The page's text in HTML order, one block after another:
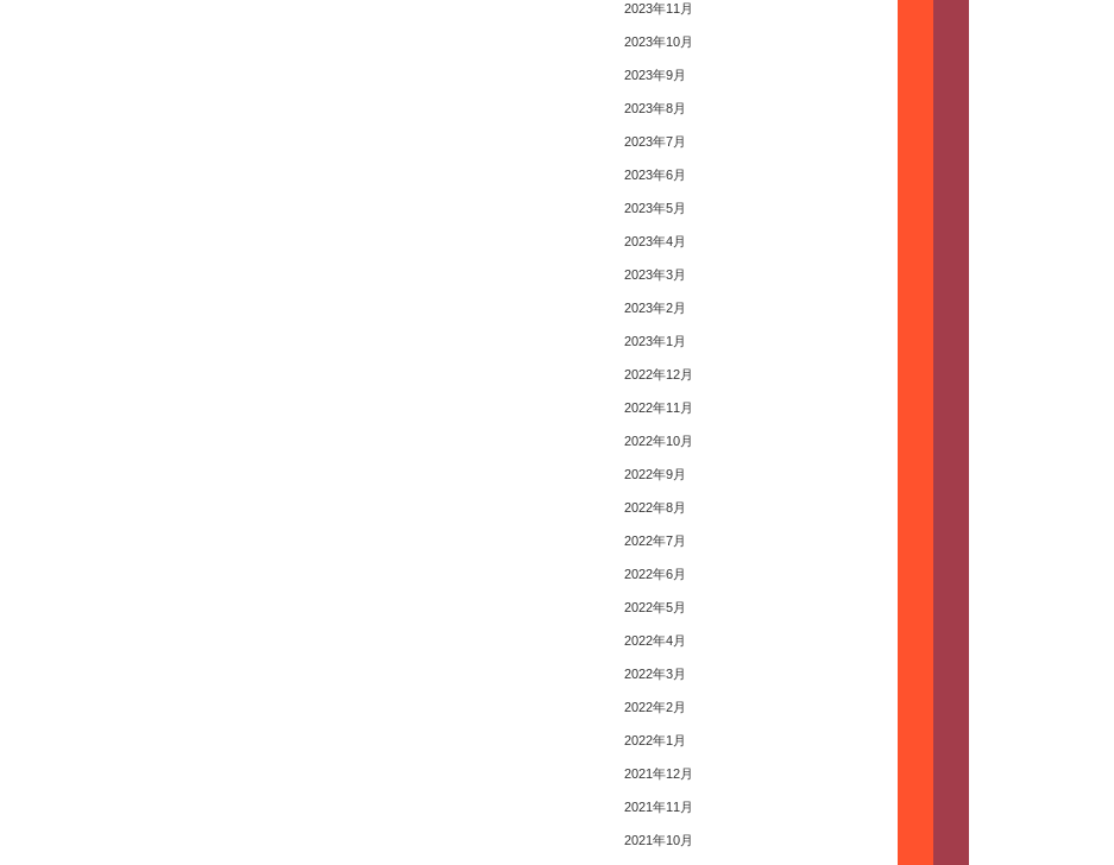
2023年11月
2023年10月
2023年9月
2023年8月
2023年7月
2023年6月
2023年5月
2023年4月
2023年3月
2023年2月
2023年1月
2022年12月
2022年11月
2022年10月
2022年9月
2022年8月
2022年7月
2022年6月
2022年5月
2022年4月
2022年3月
2022年2月
2022年1月
2021年12月
2021年11月
2021年10月